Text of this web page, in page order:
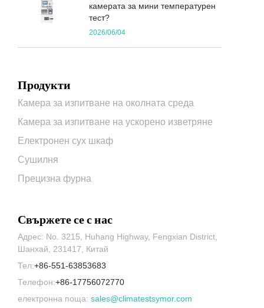
камерата за мини температурен
тест?
2026/06/04
Продукти
Камера за изпитване на околната среда
Камера за изпитване на ускорено изветряне
Електронен сух шкаф
Сушилня
Прецизна фурна
Свържете се с нас
Адрес: No. 3215, Huhang Highway, Fengxian District,
Шанхай, 231417, Китай
Тел:+86-551-63853683
Телефон:+86-17756072770
електронна поща: sales@climatestsymor.com